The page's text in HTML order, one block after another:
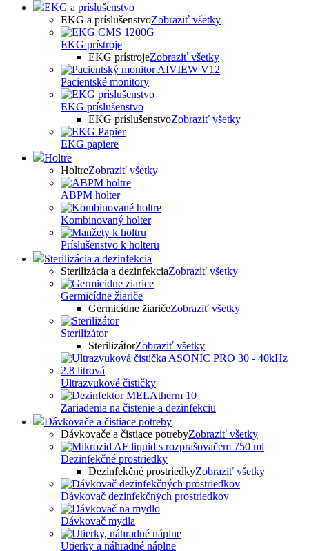
EKG a príslušenstvo
EKG a príslušenstvoZobraziť všetky
EKG prístroje
EKG prístrojeZobraziť všetky
Pacientské monitory
EKG príslušenstvo
EKG príslušenstvoZobraziť všetky
EKG papiere
Holtre
HoltreZobraziť všetky
ABPM holter
Kombinovaný holter
Príslušenstvo k holteru
Sterilizácia a dezinfekcia
Sterilizácia a dezinfekciaZobraziť všetky
Germicídne žiariče
Germicídne žiaričeZobraziť všetky
Sterilizátor
SterilizátorZobraziť všetky
Ultrazvukové čističky
Zariadenia na čistenie a dezinfekciu
Dávkovače a čistiace potreby
Dávkovače a čistiace potrebyZobraziť všetky
Dezinfekčné prostriedky
Dezinfekčné prostriedkyZobraziť všetky
Dávkovač dezinfekčných prostriedkov
Dávkovač mydla
Utierky a náhradné náplne